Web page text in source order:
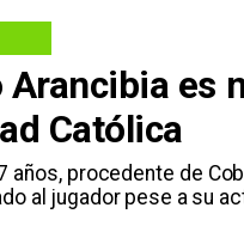
Arancibia es
Católica
años, procedente de
al jugador pese a su